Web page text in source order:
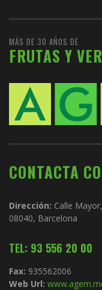
MÁS DE 30 AÑOS DE
FRUTAS Y
CONTACTA
Dirección: Calle
08040, Barcelona
TEL: 93 556 20 00
Fax: 935562006
Web Url: